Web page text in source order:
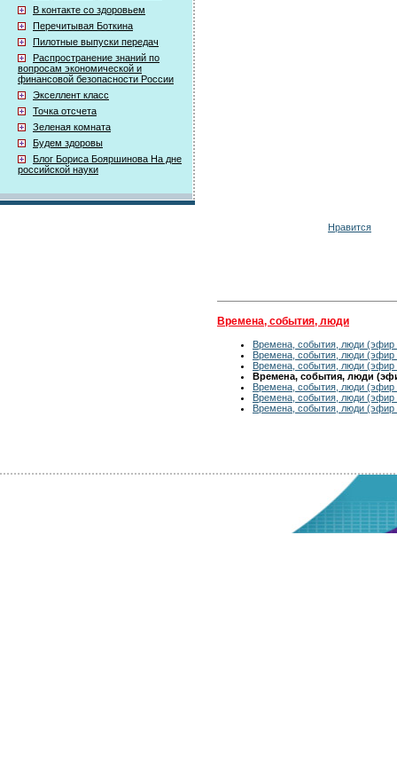
В контакте со здоровьем
Перечитывая Боткина
Пилотные выпуски передач
Распространение знаний по
вопросам экономической и
финансовой безопасности России
Экселлент класс
Точка отсчета
Зеленая комната
Будем здоровы
Блог Бориса Бояршинова На дне
российской науки
Нравится
Времена, события, люди
Времена, события, люди (эфир
Времена, события, люди (эфир
Времена, события, люди (эфир
Времена, события, люди
Времена, события, люди (эфир
Времена, события, люди (эфир
Времена, события, люди (эфир